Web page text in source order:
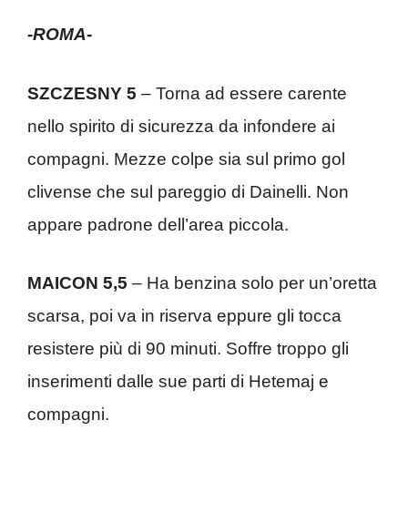
-ROMA-
SZCZESNY 5 – Torna ad essere carente
nello spirito di sicurezza da infondere ai
compagni. Mezze colpe sia sul primo gol
clivense che sul pareggio di Dainelli. Non
appare padrone dell’area piccola.
MAICON 5,5 – Ha benzina solo per un’oretta
scarsa, poi va in riserva eppure gli tocca
resistere più di 90 minuti. Soffre troppo gli
inserimenti dalle sue parti di Hetemaj e
compagni.